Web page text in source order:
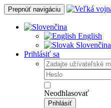
Prepnúť navigáciu
English
Slovenčina
Prihlásiť sa
Neodhlasovať
Prihlásiť